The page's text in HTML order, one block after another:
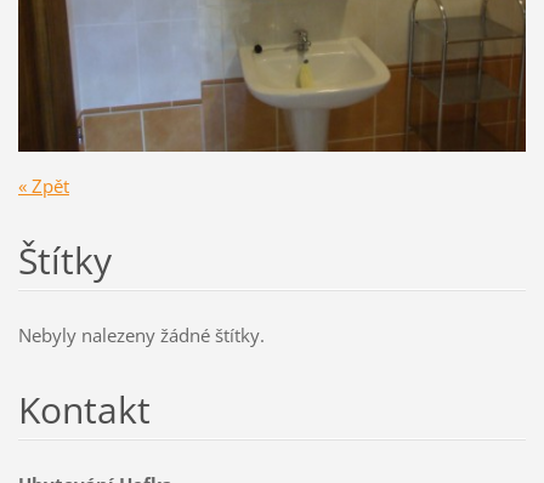
« Zpět
Štítky
Nebyly nalezeny žádné štítky.
Kontakt